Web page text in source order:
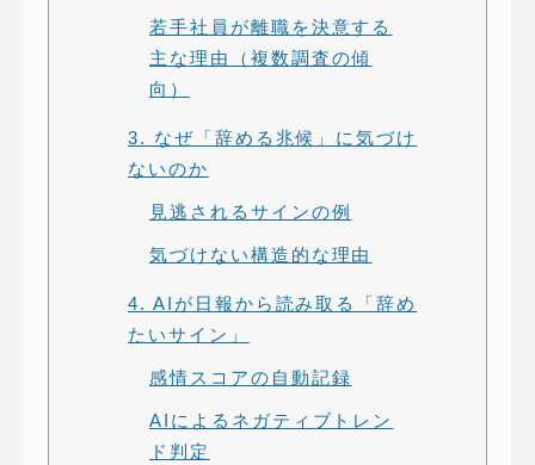
若手社員が離職を決意する
主な理由（複数調査の傾
向）
3. なぜ「辞める兆候」に気づけ
ないのか
見逃されるサインの例
気づけない構造的な理由
4. AIが日報から読み取る「辞め
たいサイン」
感情スコアの自動記録
AIによるネガティブトレン
ド判定